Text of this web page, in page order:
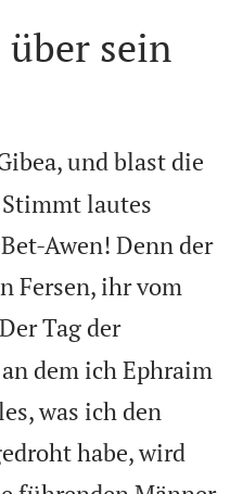
über sein
und blast die
lautes
Awen! Denn der
Fersen, ihr vom
Der Tag der
dem ich Ephraim
was ich den
habe, wird